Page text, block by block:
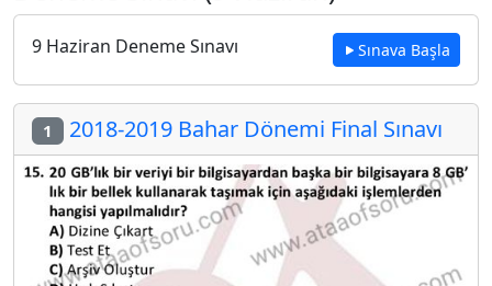
9 Haziran Deneme Sınavı Sınava Başla
1 2018-2019 Bahar Dönemi Final Sınavı